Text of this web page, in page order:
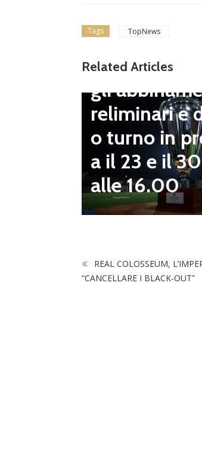
Tags TopNews
Related Articles
Coppa Italia
gli
reliminari e
o turno in
a il 23 e il
alle 16.00
REAL COLOSSEUM,
“CANCELLARE I BLACK-OUT”